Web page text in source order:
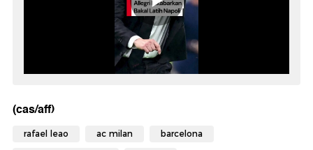
(cas/aff)
rafael leao ac milan barcelona